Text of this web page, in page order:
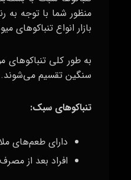
منظور شما با توجه به
بازار انواع
به طور کلی
سنگین تقسیم می‌شوند.
تنباکوهای سبک:
دارای طعم‌های
افراد بعد از